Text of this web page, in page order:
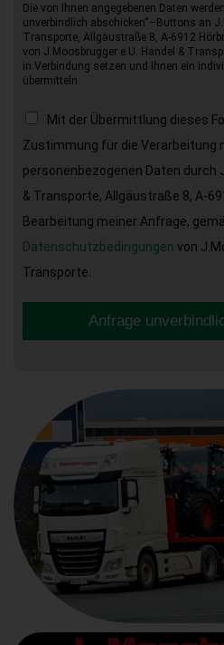
Die von Ihnen angegebenen Daten
unverbindlich abschicken“–Buttons an
Transporte, Allgäustraße 8, A-6912
von J.Moosbrugger e.U. Handel &
in Verbindung setzen und Ihnen ein
übermitteln.
Mit der Übermittlung dieses
Zustimmung für die Verarbeitung
personenbezogenen Daten durch
& Transporte, Allgäustraße 8, A-
Bearbeitung meiner Anfrage,
Datenschutzbedingungen von
Transporte.
Anfrage